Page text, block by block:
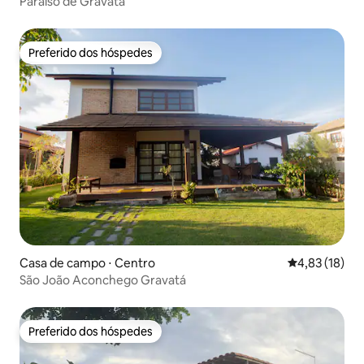
Preferido dos hóspedes
Preferido dos hóspedes
Casa de campo ⋅ Centro 4,83 de uma
4,83 (18)
São João Aconchego Gravatá
Preferido dos hóspedes
Preferido dos hóspedes